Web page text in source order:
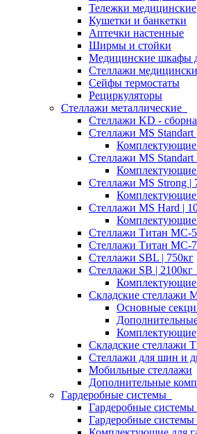
Тележки медицинские
Кушетки и банкетки
Аптечки настенные
Ширмы и стойки
Медицинские шкафы
Стеллажи
Сейфы термостаты
Рециркуляторы
Стеллажи металлические
Стеллажи KD -
Стеллажи MS Standart
Комплектующие
Стеллажи MS Standart
Комплектующие
Стеллажи MS Strong |
Комплектующие
Стеллажи MS Hard |
Комплектующие
Стеллажи Титан МС-
Стеллажи Титан МС-
Стеллажи SBL | 750кг
Стеллажи SB | 2100кг
Комплектующие
Складские стеллажи
Основные
Комплектующие
Складские стеллажи
Стеллажи для шин и
Мобильные стеллажи
Дополнительные
Гардеробные системы
Гардеробные
Гардеробные системы